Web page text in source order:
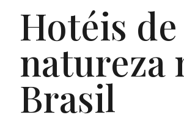
Hotéis de
natureza
Brasil